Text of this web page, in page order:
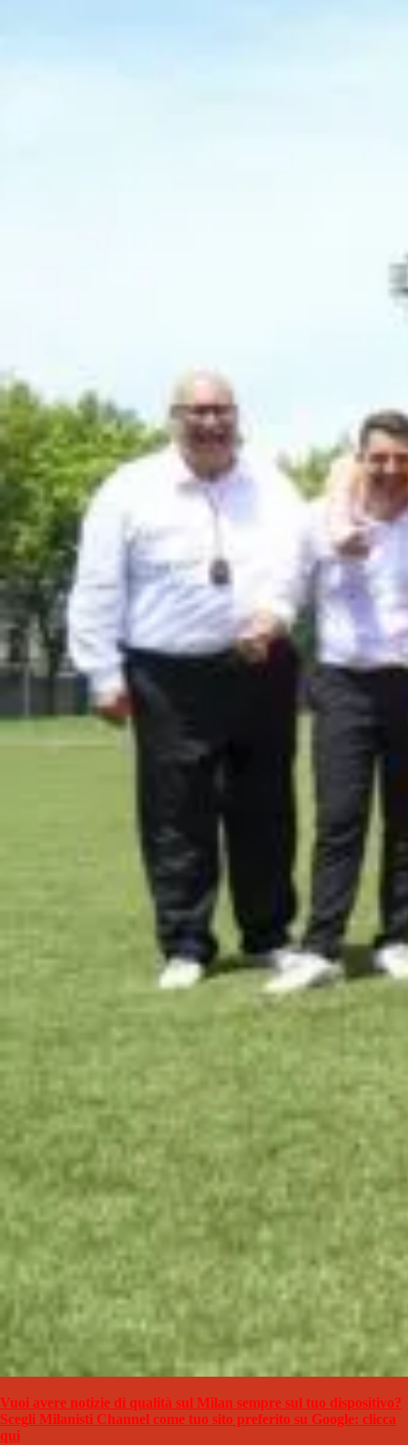
Vuoi avere notizie di qualità sul Milan sempre sul tuo dispositivo?
Scegli Milanisti Channel come tuo sito preferito su Google: clicca
qui